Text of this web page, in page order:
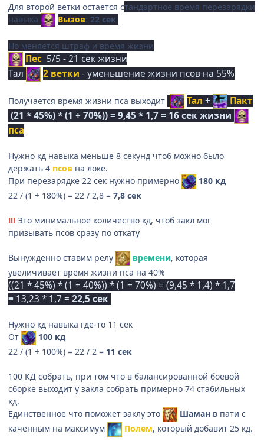
Для второй ветки остается стандартное время перезарядки
навыка
Вызов: 22 сек
Но меняется штраф и время жизни
Пес 5/5 - 21 сек жизни
Тал
2 ветки - уменьшение жизни псов на 55%
Получается время жизни пса выходит Тал +
Пакт
(21 * 45%) * (1 + 70%)) = 9,45 * 1,7 = 16 сек жизни
пса
Нужно кд навыка меньше 8 секунд чтоб можно было
держать 4 псов на локе.
При перезарядке 22 сек нужно примерно
180 кд
22 / (1 + 180%) = 22 / 2,8 = 7,8 сек
!!! Это минимальное количество кд, чтоб закл мог
призывать псов сразу по откату
Вынужденно ставим релу времени, которая
увеличивает время жизни пса на 40%
((21 * 45%) * (1 + 40%)) * (1 + 70%) = (9,45 * 1,4) * 1,7
= 13,23 * 1,7 = 22,5 сек
Нужно кд навыка где-то 11 сек
От
100 кд
22 / (1 + 100%) = 22 / 2 = 11 сек
100 КД собрать, при том что в балансированной боевой
сборке выходит у закла собрать примерно 74 стабильных
кд.
Единственное что поможет заклу это
Шаман в пати с
каченным на максимум
Полем, который добавит 25 кд.